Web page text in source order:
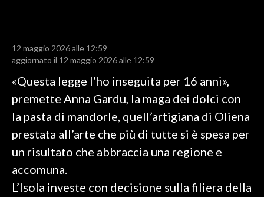
BASKET
MOTORI
TENNIS
ALTRI SPORT
CULTURA
SPETTACOLI
12 maggio 2026 alle 12:59
aggiornato il 12 maggio 2026 alle 12:59
«Questa legge l’ho inseguita per 16 anni»,
premette Anna Gardu, la maga dei dolci con
la pasta di mandorle, quell’artigiana di Oliena
prestata all’arte che più di tutte si è spesa per
un risultato che abbraccia una regione e
accomuna.
L’Isola investe con decisione sulla filiera della